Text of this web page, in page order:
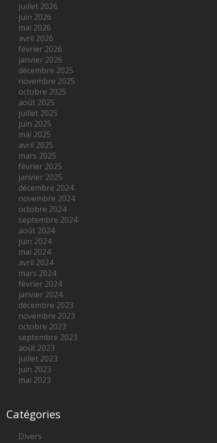
juillet 2026
juin 2026
mai 2026
avril 2026
février 2026
janvier 2026
décembre 2025
novembre 2025
octobre 2025
août 2025
juillet 2025
juin 2025
mai 2025
avril 2025
mars 2025
février 2025
janvier 2025
décembre 2024
novembre 2024
octobre 2024
septembre 2024
août 2024
juin 2024
mai 2024
avril 2024
mars 2024
février 2024
janvier 2024
décembre 2023
novembre 2023
octobre 2023
septembre 2023
août 2023
juillet 2023
juin 2023
mai 2023
Catégories
Divers